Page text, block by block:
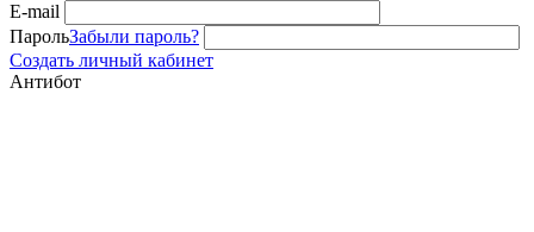
E-mail
ПарольЗабыли пароль?
Создать личный кабинет
Антибот